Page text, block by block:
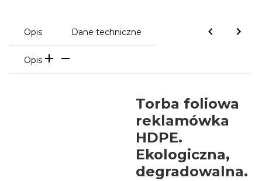
Opis Dane techniczne
Opis
Torba foliowa
reklamówka
HDPE.
Ekologiczna,
degradowalna.